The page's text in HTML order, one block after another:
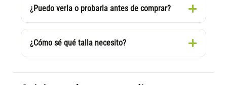
¿Puedo verla o probarla antes de comprar?
¿Cómo sé qué talla necesito?